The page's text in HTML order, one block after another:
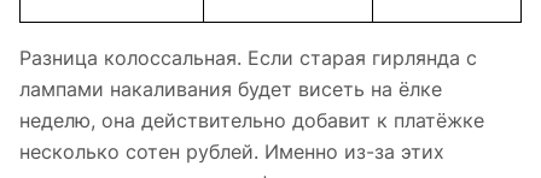
Разница колоссальная. Если старая гирлянда с
лампами накаливания будет висеть на ёлке
неделю, она действительно добавит к платёжке
несколько сотен рублей. Именно из-за этих